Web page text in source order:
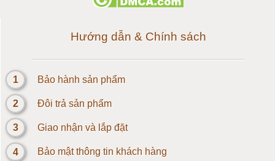
Cảm biến Loadcell 2kg
Loadcell 3kg
Loadcell 5kg
Loadcell 10kg
Hướng dẫn & Chính sách
1 Bảo hành sản phẩm
2 Đôi trả sản phẩm
3 Giao nhận và lắp đặt
4 Bảo mật thông tin khách hàng